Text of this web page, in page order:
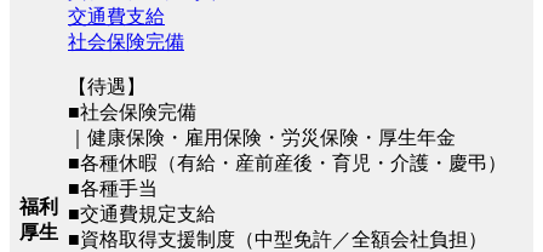
福利
厚生
交通費支給
社会保険完備
【待遇】
■社会保険完備
｜健康保険・雇用保険・労災保険・厚生年金
■各種休暇（有給・産前産後・育児・介護・慶弔）
■各種手当
■交通費規定支給
■資格取得支援制度（中型免許／全額会社負担）